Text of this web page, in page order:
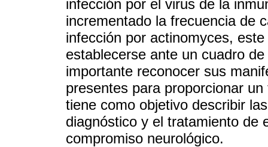
infección por el virus de la
incrementado la frecuencia de
infección por actinomyces,
establecerse ante un cuadro
importante reconocer sus
presentes para proporcionar
tiene como objetivo describir
diagnóstico y el tratamiento de
compromiso neurológico.